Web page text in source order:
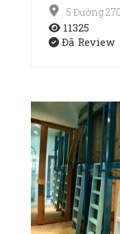
5 Đường
11325
Đã Review